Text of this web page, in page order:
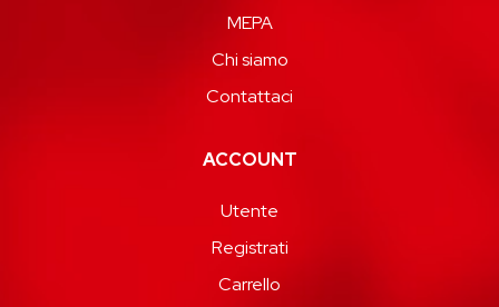
MEPA
Chi siamo
Contattaci
ACCOUNT
Utente
Registrati
Carrello